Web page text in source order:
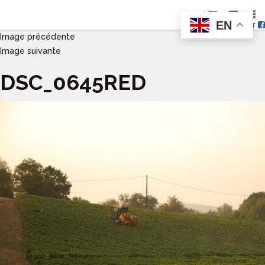
Nous suivre sur
Image précédente
Image suivante
DSC_0645RED
EN